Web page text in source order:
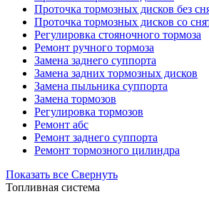
Проточка тормозных дисков без
Проточка тормозных дисков со
Регулировка стояночного тормоза
Ремонт ручного тормоза
Замена заднего суппорта
Замена задних тормозных дисков
Замена пыльника суппорта
Замена тормозов
Регулировка тормозов
Ремонт абс
Ремонт заднего суппорта
Ремонт тормозного цилиндра
Показать все Свернуть
Топливная система